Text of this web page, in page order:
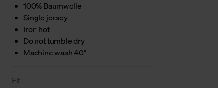
100% Baumwolle
Single jersey
Iron hot
Do not tumble dry
Machine wash 40°
Fit